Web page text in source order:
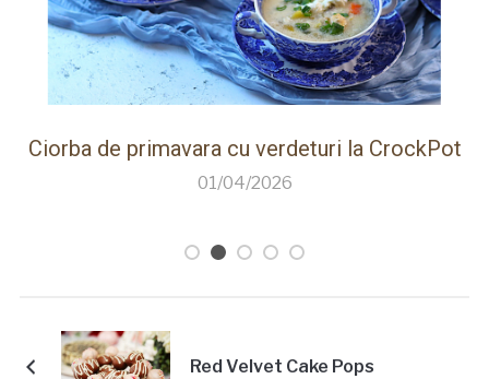
Paine de casa rapida la Thermomix cu
care creste singura
Red Velvet Cake Pops